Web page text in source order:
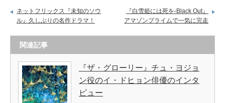
ネットフリックス『未知のソウ
ル』久しぶりの名作ドラマ！
『白雪姫には死を-Black Out』
アマゾンプライムで一気に完走
関連記事
『ザ・グローリー』チュ・ヨジョ
ン役のイ・ドヒョン俳優のインタ
ビュー